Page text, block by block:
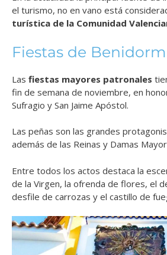
el turismo, no en vano está
turística de la Comunidad
Fiestas de Benidorm
Las fiestas mayores patronales
fin de semana de noviembre, en
Sufragio y San Jaime Apóstol.
Las peñas son las grandes
además de las Reinas y Damas
Entre todos los actos destaca la
de la Virgen, la ofrenda de flores, el
desfile de carrozas y el castillo de